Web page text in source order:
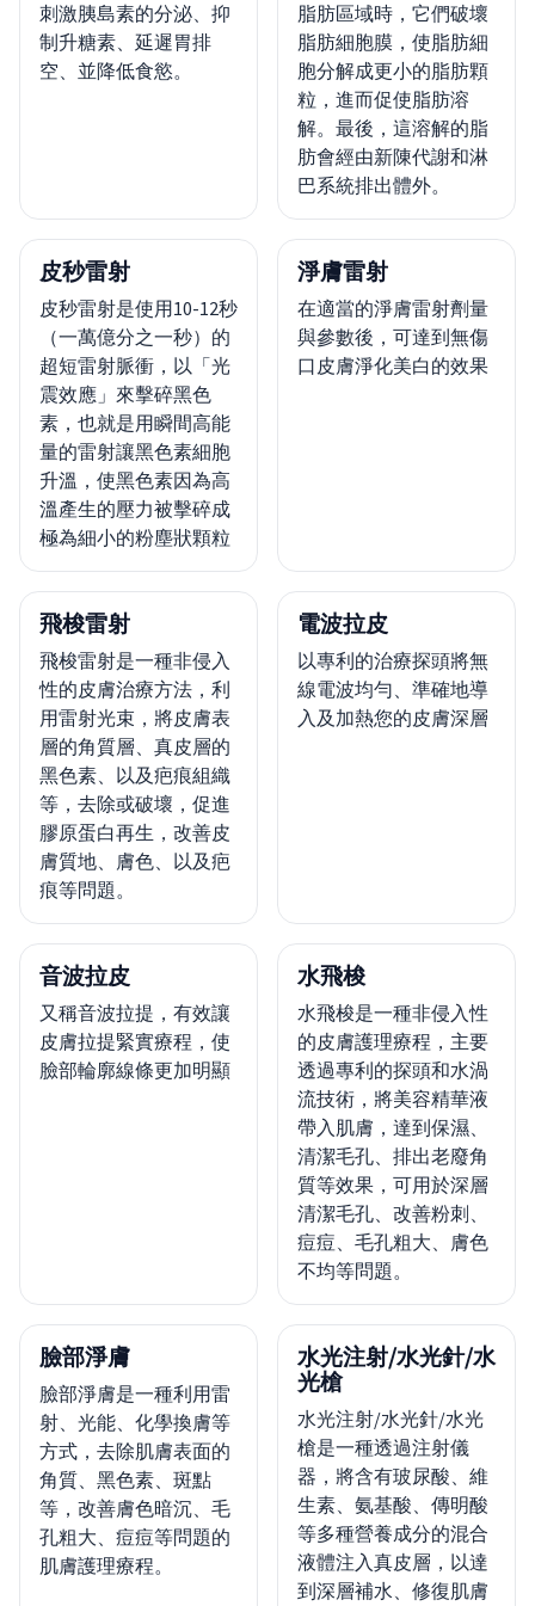
刺激胰島素的分泌、抑
制升糖素、延遲胃排
空、並降低食慾。
脂肪區域時，它們破壞
脂肪細胞膜，使脂肪細
胞分解成更小的脂肪顆
粒，進而促使脂肪溶
解。最後，這溶解的脂
肪會經由新陳代謝和淋
巴系統排出體外。
皮秒雷射
皮秒雷射是使用10-12秒
（一萬億分之一秒）的
超短雷射脈衝，以「光
震效應」來擊碎黑色
素，也就是用瞬間高能
量的雷射讓黑色素細胞
升溫，使黑色素因為高
溫產生的壓力被擊碎成
極為細小的粉塵狀顆粒
淨膚雷射
在適當的淨膚雷射劑量
與參數後，可達到無傷
口皮膚淨化美白的效果
飛梭雷射
飛梭雷射是一種非侵入
性的皮膚治療方法，利
用雷射光束，將皮膚表
層的角質層、真皮層的
黑色素、以及疤痕組織
等，去除或破壞，促進
膠原蛋白再生，改善皮
膚質地、膚色、以及疤
痕等問題。
電波拉皮
以專利的治療探頭將無
線電波均勻、準確地導
入及加熱您的皮膚深層
音波拉皮
又稱音波拉提，有效讓
皮膚拉提緊實療程，使
臉部輪廓線條更加明顯
水飛梭
水飛梭是一種非侵入性
的皮膚護理療程，主要
透過專利的探頭和水渦
流技術，將美容精華液
帶入肌膚，達到保濕、
清潔毛孔、排出老廢角
質等效果，可用於深層
清潔毛孔、改善粉刺、
痘痘、毛孔粗大、膚色
不均等問題。
臉部淨膚
臉部淨膚是一種利用雷
射、光能、化學換膚等
方式，去除肌膚表面的
角質、黑色素、斑點
等，改善膚色暗沉、毛
孔粗大、痘痘等問題的
肌膚護理療程。
水光注射/水光針/水
光槍
水光注射/水光針/水光
槍是一種透過注射儀
器，將含有玻尿酸、維
生素、氨基酸、傳明酸
等多種營養成分的混合
液體注入真皮層，以達
到深層補水、修復肌膚